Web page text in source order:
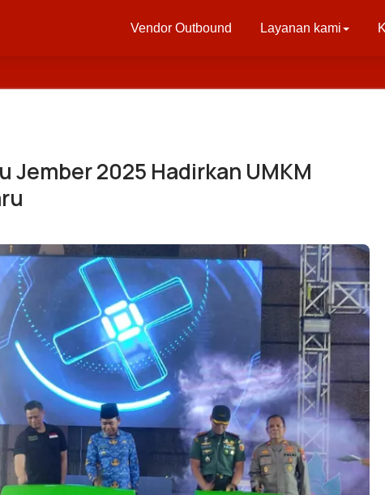
Vendor Outbound Layanan kami
Jember 2025 Hadirkan UMKM